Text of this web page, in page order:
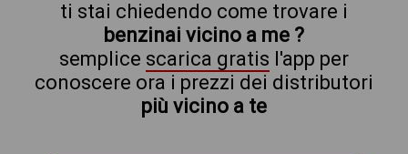
ti stai chiedendo come trovare i
benzinai vicino a me ?
semplice scarica gratis l'app per
conoscere ora i prezzi dei distributori
più vicino a te